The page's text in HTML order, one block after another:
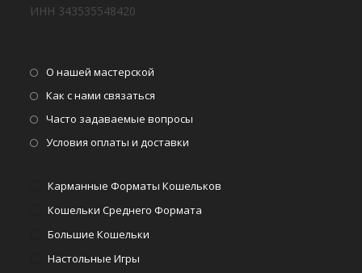
ИНН 343535548420
О нашей мастерской
в
Как с нами связаться
в
Часто задаваемые вопросы
Условия оплаты и доставки
новой
Карманные Форматы Кошельков
Кошельки Среднего Формата
Большие Кошельки
Настольные Игры